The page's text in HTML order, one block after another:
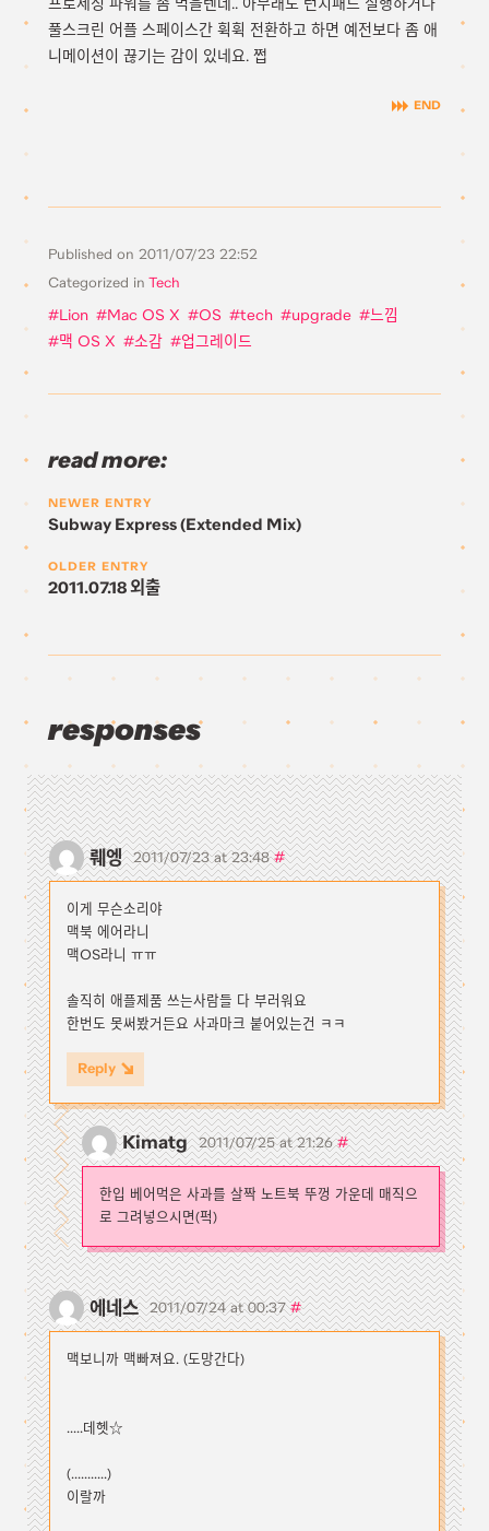
프로세싱 파워를 좀 먹을텐데.. 아무래도 런치패드 실행하거나
풀스크린 어플 스페이스간 휙휙 전환하고 하면 예전보다 좀 애
니메이션이 끊기는 감이 있네요. 쩝
Published on 2011/07/23 22:52
Categorized in Tech
Lion Mac OS X OS tech upgrade
느낌
맥 OS X
소감 업그레이드
read more:
OLDER ENTRY
2011.07.18 외출
NEWER ENTRY
Subway Express (Extended Mix)
responses
뤠엥 2011/07/23 at 23:48#
이게 무슨소리야
맥북 에어라니
맥OS라니 ㅠㅠ
솔직히 애플제품 쓰는사람들 다 부러워요
한번도 못써봤거든요 사과마크 붙어있는건 ㅋㅋ
Reply
Kimatg 2011/07/25 at 21:26#
한입 베어먹은 사과를 살짝 노트북 뚜껑 가운데 매직으
로 그려넣으시면(퍽)
에네스 2011/07/24 at 00:37#
맥보니까 맥빠져요. (도망간다)
.....데헷☆
(...........)
이랄까